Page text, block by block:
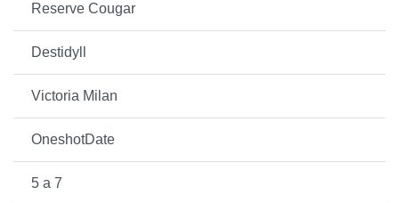
Reserve Cougar
Destidyll
Victoria Milan
OneshotDate
5 a 7